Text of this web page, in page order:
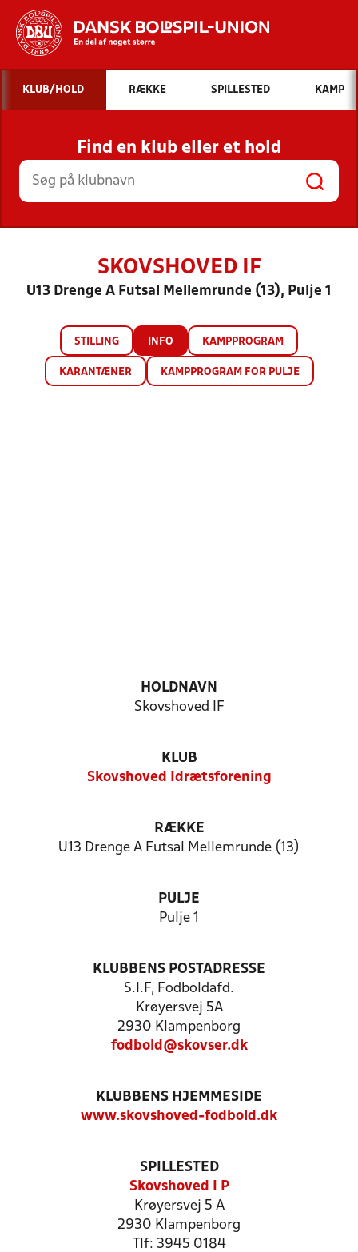
Hvad vil du søge efter?
INDHOLD OG NYHEDER
STILLINGER, RESULTATER, KLUBBER OG
HOLD
KLUB/HOLD RÆKKE SPILLESTED KAMP
Find en klub eller et hold
SKOVSHOVED IF
U13 Drenge A Futsal Mellemrunde (13), Pulje 1
STILLING INFO KAMPPROGRAM
KARANTÆNER KAMPPROGRAM FOR PULJE
HOLDNAVN
Skovshoved IF
KLUB
Skovshoved Idrætsforening
RÆKKE
U13 Drenge A Futsal Mellemrunde (13)
PULJE
Pulje 1
KLUBBENS POSTADRESSE
S.I.F, Fodboldafd.
Krøyersvej 5A
2930 Klampenborg
fodbold@skovser.dk
KLUBBENS HJEMMESIDE
www.skovshoved-fodbold.dk
SPILLESTED
Skovshoved I P
Krøyersvej 5 A
2930 Klampenborg
Tlf: 3945 0184